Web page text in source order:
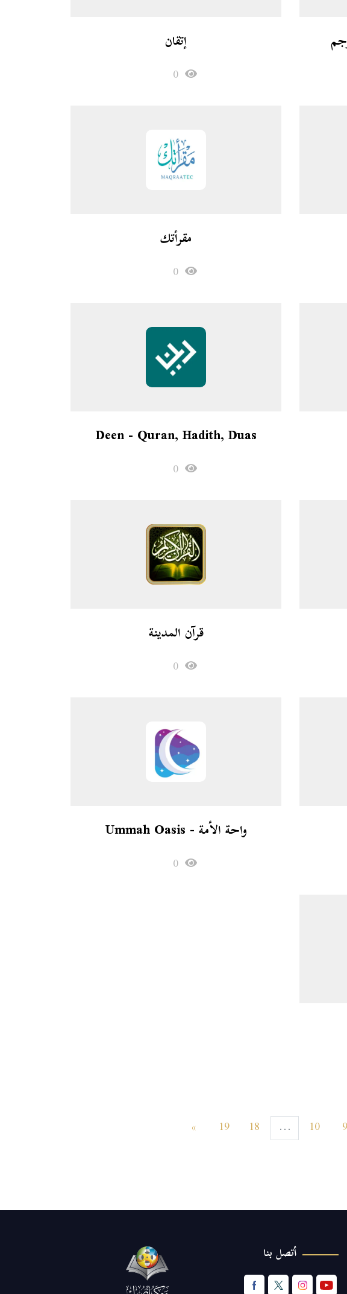
إتقان
مقرأتك
Deen - Quran, Hadith, Duas
قرآن المدينة
واحة الأمة - Ummah Oasis
9
10
...
18
19
»
أتصل بنا